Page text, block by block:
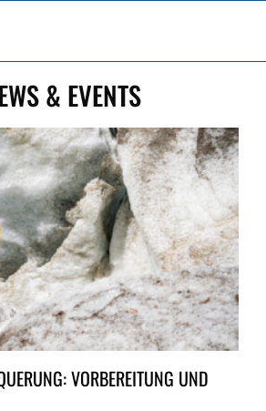
& EVENTS
VORBEREITUNG UND